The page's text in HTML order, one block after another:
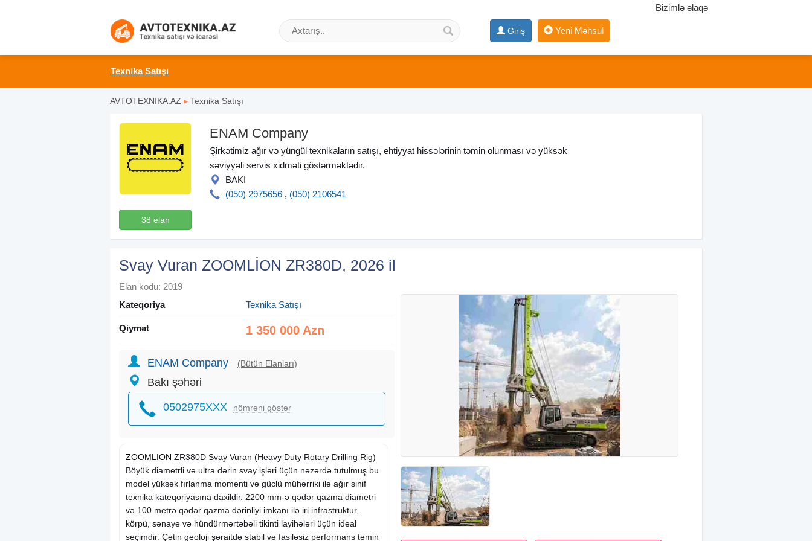
Bizimlə əlaqə
Giriş Yeni Məhsul
Texnika Satışı
AVTOTEXNIKA.AZ ▸ Texnika Satışı
38 elan
ENAM Company
Şirkətimiz ağır və yüngül texnikaların satışı, ehtiyyat hissələrinin təmin olunması və yüksək
səviyyəli servis xidməti göstərməktədir.
BAKI
(050) 2975656 , (050) 2106541
Svay Vuran ZOOMLİON ZR380D, 2026 il
Elan kodu: 2019
Kateqoriya
Texnika Satışı
Qiymət 1 350 000 Azn
ENAM Company (Bütün Elanları)
Bakı şəhəri
0502975XXX nömrəni göstər
ZOOMLION ZR380D Svay Vuran (Heavy Duty Rotary Drilling Rig)
Böyük diametrli və ultra dərin svay işləri üçün nəzərdə tutulmuş bu
model yüksək fırlanma momenti və güclü mühərriki ilə ağır sinif
texnika kateqoriyasına daxildir. 2200 mm-ə qədər qazma diametri
və 100 metrə qədər qazma dərinliyi imkanı ilə iri infrastruktur,
körpü, sənaye və hündürmərtəbəli tikinti layihələri üçün ideal
seçimdir. Çətin geoloji şəraitdə stabil və fasiləsiz performans təmin